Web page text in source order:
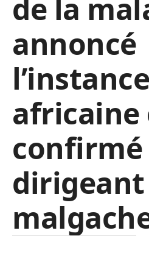
de la
annoncé
l’instance
africaine
confirmé
dirigeant